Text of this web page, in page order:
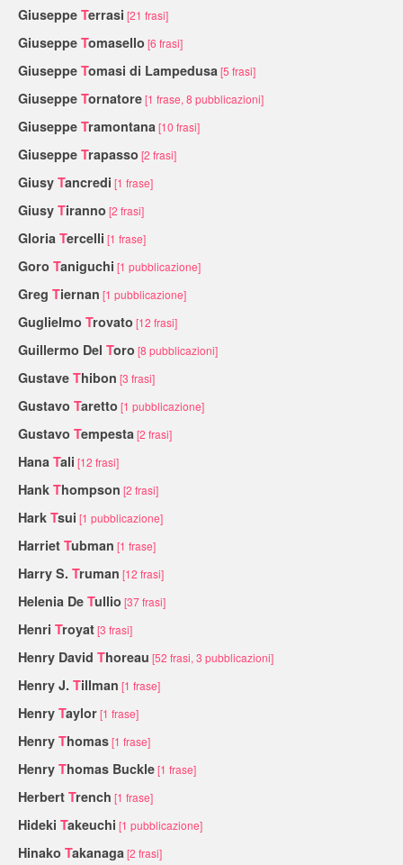
Giuseppe Terrasi [21 frasi]
Giuseppe Tomasello [6 frasi]
Giuseppe Tomasi di Lampedusa [5 frasi]
Giuseppe Tornatore[1 frase, 8 pubblicazioni]
Giuseppe Tramontana [10 frasi]
Giuseppe Trapasso [2 frasi]
Giusy Tancredi [1 frase]
Giusy Tiranno [2 frasi]
Gloria Tercelli [1 frase]
Goro Taniguchi [1 pubblicazione]
Greg Tiernan [1 pubblicazione]
Guglielmo Trovato [12 frasi]
Guillermo Del Toro [8 pubblicazioni]
Gustave Thibon [3 frasi]
Gustavo Taretto [1 pubblicazione]
Gustavo Tempesta [2 frasi]
Hana Tali [12 frasi]
Hank Thompson [2 frasi]
Hark Tsui [1 pubblicazione]
Harriet Tubman [1 frase]
Harry S. Truman [12 frasi]
Helenia De Tullio [37 frasi]
Henri Troyat[3 frasi]
Henry David Thoreau [52 frasi, 3 pubblicazioni]
Henry J. Tillman [1 frase]
Henry Taylor[1 frase]
Henry Thomas[1 frase]
Henry Thomas Buckle[1 frase]
Herbert Trench [1 frase]
Hideki Takeuchi [1 pubblicazione]
Hinako Takanaga [2 frasi]